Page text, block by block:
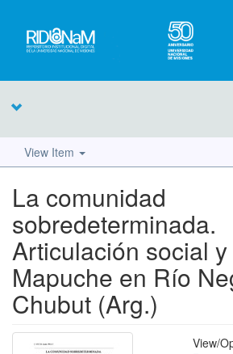
View Item
La comunidad
sobredeterminada.
Articulación social
Mapuche en Río
Chubut (Arg.)
View/